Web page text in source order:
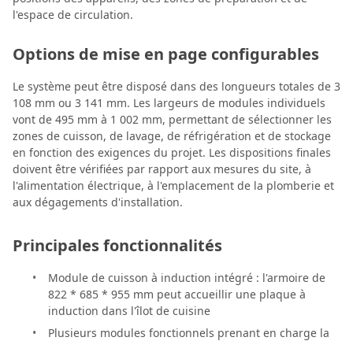
l'espace de circulation.
Options de mise en page configurables
Le système peut être disposé dans des longueurs totales de 3
108 mm ou 3 141 mm. Les largeurs de modules individuels
vont de 495 mm à 1 002 mm, permettant de sélectionner les
zones de cuisson, de lavage, de réfrigération et de stockage
en fonction des exigences du projet. Les dispositions finales
doivent être vérifiées par rapport aux mesures du site, à
l'alimentation électrique, à l'emplacement de la plomberie et
aux dégagements d'installation.
Principales fonctionnalités
Module de cuisson à induction intégré : l'armoire de
822 * 685 * 955 mm peut accueillir une plaque à
induction dans l'îlot de cuisine
Plusieurs modules fonctionnels prenant en charge la